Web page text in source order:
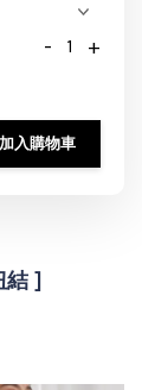
- +
加入購物車
結 ]